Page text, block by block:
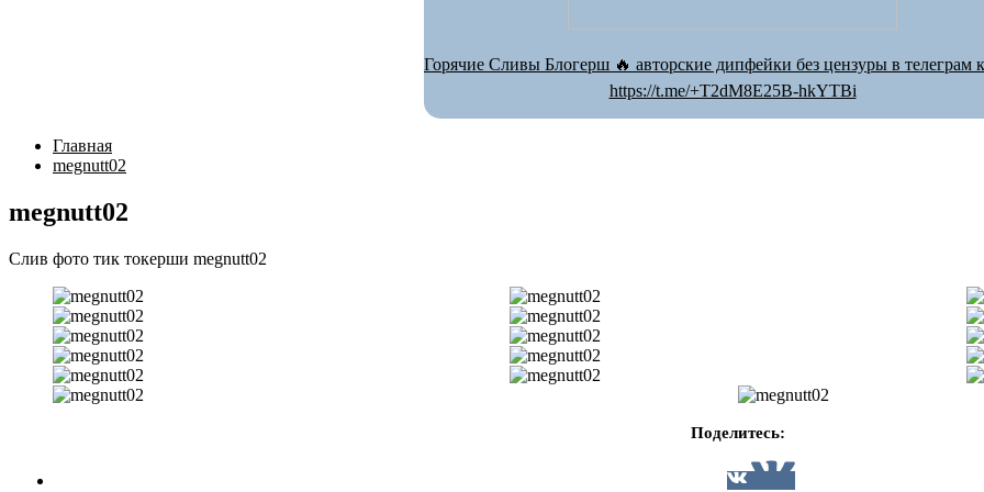
Горячие Сливы Блогерш 🔥 авторские дипфейки без цензуры в телеграм
https://t.me/+T2dM8E25B-hkYTBi
Главная
megnutt02
megnutt02
Слив фото тик токерши megnutt02
Поделитесь: